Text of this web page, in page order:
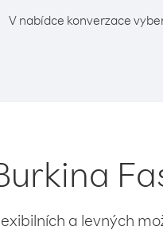
V nabídce konverzace
a levných